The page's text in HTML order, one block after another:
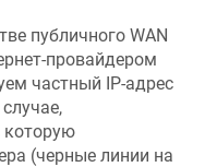
публичного WAN
провайдером
частный IP-адрес
которую
(черные линии на